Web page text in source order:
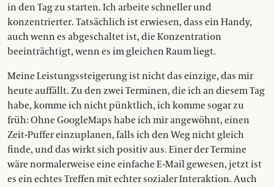
in den Tag zu starten. Ich arbeite schneller und
konzentrierter. Tatsächlich ist erwiesen, dass ein Handy,
auch wenn es abgeschaltet ist, die Konzentration
beeinträchtigt, wenn es im gleichen Raum liegt.
Meine Leistungssteigerung ist nicht das einzige, das mir
heute auffällt. Zu den zwei Terminen, die ich an diesem Tag
habe, komme ich nicht pünktlich, ich komme sogar zu
früh: Ohne GoogleMaps habe ich mir angewöhnt, einen
Zeit-Puffer einzuplanen, falls ich den Weg nicht gleich
finde, und das wirkt sich positiv aus. Einer der Termine
wäre normalerweise eine einfache E-Mail ­gewesen, jetzt ist
es ein echtes Treffen mit echter sozialer Interaktion. Auch